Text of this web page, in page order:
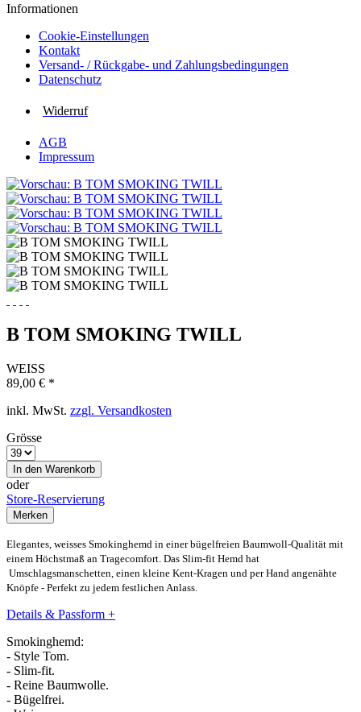
Informationen
Cookie-Einstellungen
Kontakt
Versand- / Rückgabe- und Zahlungs­bedingungen
Datenschutz
Widerruf
AGB
Impressum
B TOM SMOKING TWILL
WEISS
89,00 € *
inkl. MwSt. zzgl. Versandkosten
Grösse
In den Warenkorb
oder
Store-Reservierung
Merken
Elegantes, weisses Smokinghemd in einer bügelfreien Baumwoll-Qualität mit
einem Höchstmaß an Tragecomfort. Das Slim-fit Hemd hat
Umschlagsmanschetten, einen kleine Kent-Kragen und per Hand angenähte
Knöpfe - Perfekt zu jedem festlichen Anlass.
Details & Passform +
Smokinghemd:
- Style Tom.
- Slim-fit.
- Reine Baumwolle.
- Bügelfrei.